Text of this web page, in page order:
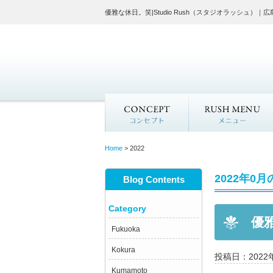
優雅な休日。笑|Studio Rush（スタジオラッシュ）｜
Home > 2022
Blog Contents
Category
Fukuoka
Kokura
Kumamoto
2022年0月
優
投稿日：2022